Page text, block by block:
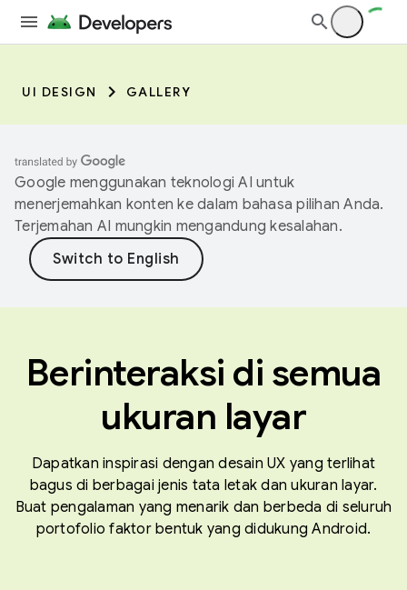
UI DESIGN GALLERY
Google menggunakan teknologi AI untuk
menerjemahkan konten ke dalam bahasa pilihan Anda.
Terjemahan AI mungkin mengandung kesalahan.
Berinteraksi di semua
ukuran layar
Dapatkan inspirasi dengan desain UX yang terlihat
bagus di berbagai jenis tata letak dan ukuran layar.
Buat pengalaman yang menarik dan berbeda di seluruh
portofolio faktor bentuk yang didukung Android.